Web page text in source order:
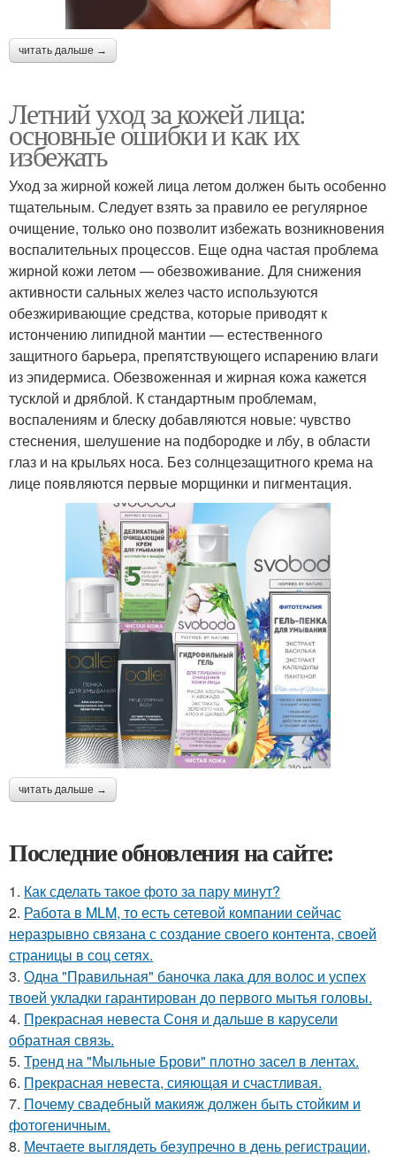
читать дальше →
Летний уход за кожей лица:
основные ошибки и как их
избежать
Уход за жирной кожей лица летом должен быть особенно
тщательным. Следует взять за правило ее регулярное
очищение, только оно позволит избежать возникновения
воспалительных процессов. Еще одна частая проблема
жирной кожи летом — обезвоживание. Для снижения
активности сальных желез часто используются
обезжиривающие средства, которые приводят к
истончению липидной мантии — естественного
защитного барьера, препятствующего испарению влаги
из эпидермиса. Обезвоженная и жирная кожа кажется
тусклой и дряблой. К стандартным проблемам,
воспалениям и блеску добавляются новые: чувство
стеснения, шелушение на подбородке и лбу, в области
глаз и на крыльях носа. Без солнцезащитного крема на
лице появляются первые морщинки и пигментация.
читать дальше →
Последние обновления на сайте:
1. Как сделать такое фото за пару минут?
2. Работа в MLM, то есть сетевой компании сейчас
неразрывно связана с создание своего контента, своей
страницы в соц сетях.
3. Одна "Правильная" баночка лака для волос и успех
твоей укладки гарантирован до первого мытья головы.
4. Прекрасная невеста Соня и дальше в карусели
обратная связь.
5. Тренд на "Мыльные Брови" плотно засел в лентах.
6. Прекрасная невеста, сияющая и счастливая.
7. Почему свадебный макияж должен быть стойким и
фотогеничным.
8. Мечтаете выглядеть безупречно в день регистрации,